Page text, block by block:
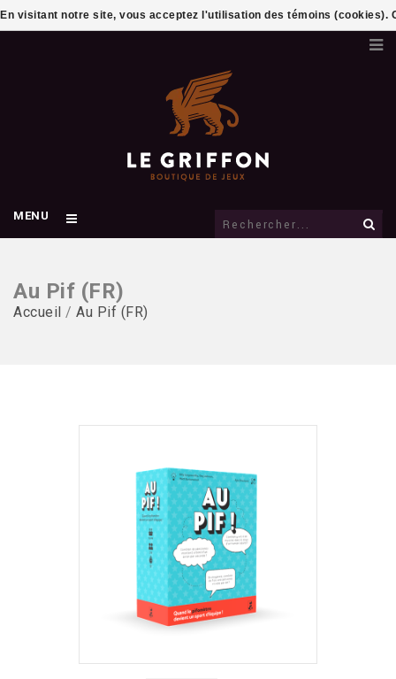
MENU
Au Pif (FR)
Accueil / Au Pif (FR)
En visitant notre site, vous acceptez l'utilisation des témoins